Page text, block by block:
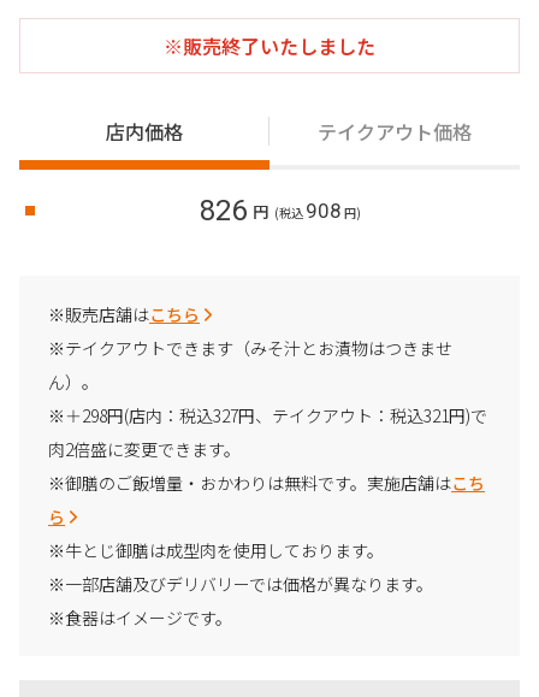
※販売終了いたしました
店内価格 テイクアウト価格
826 円 (税込 908 円)
※販売店舗はこちら
※テイクアウトできます（みそ汁とお漬物はつきませ
ん）。
※＋298円(店内：税込327円、テイクアウト：税込321円)で
肉2倍盛に変更できます。
※御膳のご飯増量・おかわりは無料です。実施店舗はこち
ら
※牛とじ御膳は成型肉を使用しております。
※一部店舗及びデリバリーでは価格が異なります。
※食器はイメージです。